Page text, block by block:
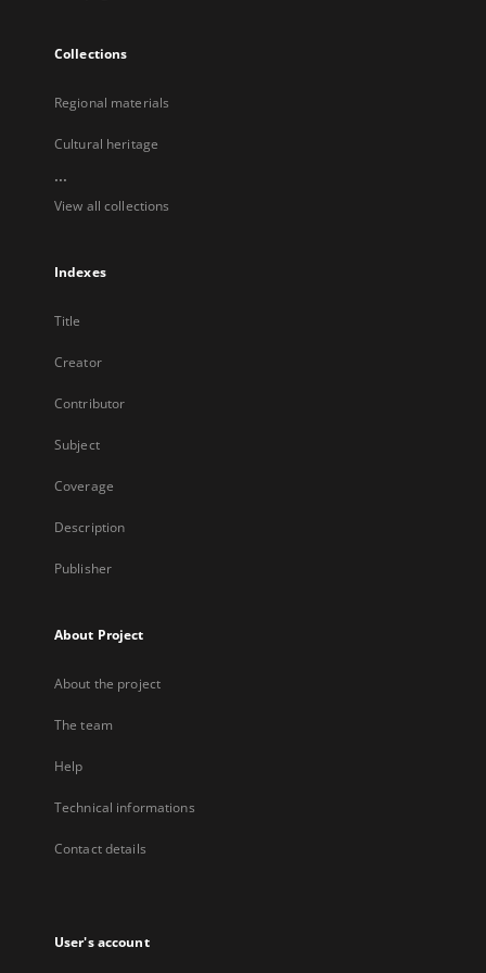
Collections
Regional materials
Cultural heritage
...
View all collections
Indexes
Title
Creator
Contributor
Subject
Coverage
Description
Publisher
About Project
About the project
The team
Help
Technical informations
Contact details
User's account